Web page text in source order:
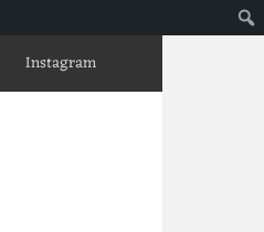
Instagram